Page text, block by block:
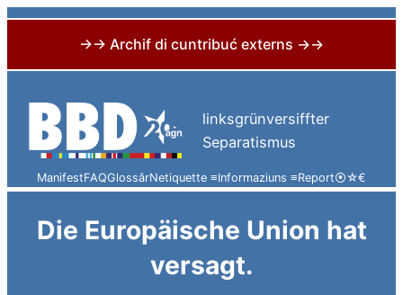
→→ Archif di cuntribuć externs →→
content
linksgrünversiffter
Separatismus
ManifestFAQGlossârNetiquette ≡Informaziuns ≡Report⦿☆€
Die Europäische Union hat
versagt.